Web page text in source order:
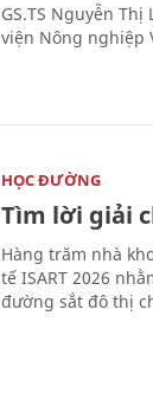
GS.TS Nguyễn
viện Nông nghiệp
HỌC ĐƯỜNG
Tìm lời giải
Hàng trăm nhà
tế ISART 2026
đường sắt đô thị